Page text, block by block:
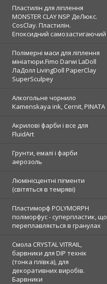
Пластилін для ліплення
MONSTER CLAY NSP ДеЛюкс.
CosClay. Пластилін.
Епоксидний самозастигаючий
Полімерні маси для ліплення
мініатюри.Fimo Darwi LaDoll
ЛаДолл LivingDoll PaperClay
SuperSculpey
Алкогольне чорнило
Kamenskaya ink, Cernit, PINATA
Акрилові фарби і все для
FluidArt
Грунти, емалі і фарби
аерозоль
Люмінісцентні пігменти
(світяться в темряві)
Пластиморф POLYMORPH
поліморфус - суперпластик, що
переплавляється в гранулах
Смола CRYSTAL VITRAIL,
барвники для DIP технік
(тонка плівка), для
декоративних виробів.
Барвники